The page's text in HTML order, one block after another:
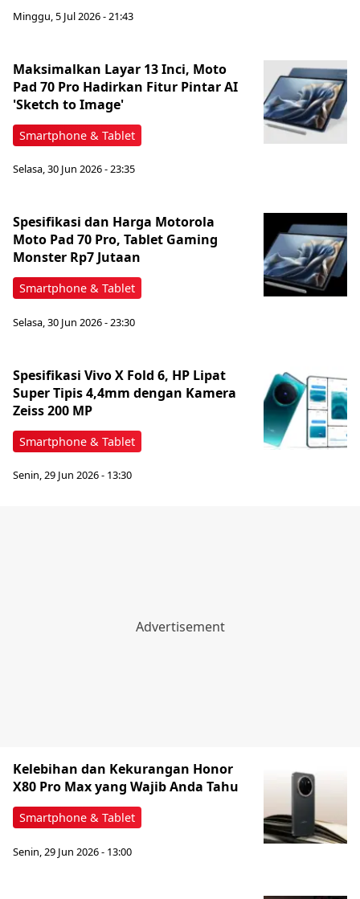
Minggu, 5 Jul 2026 - 21:43
Smartphone & Tablet
Maksimalkan Layar 13 Inci, Moto
Pad 70 Pro Hadirkan Fitur Pintar AI
'Sketch to Image'
Selasa, 30 Jun 2026 - 23:35
Smartphone & Tablet
Spesifikasi dan Harga Motorola
Moto Pad 70 Pro, Tablet Gaming
Monster Rp7 Jutaan
Selasa, 30 Jun 2026 - 23:30
Smartphone & Tablet
Spesifikasi Vivo X Fold 6, HP Lipat
Super Tipis 4,4mm dengan Kamera
Zeiss 200 MP
Senin, 29 Jun 2026 - 13:30
Smartphone & Tablet
Kelebihan dan Kekurangan Honor
X80 Pro Max yang Wajib Anda Tahu
Senin, 29 Jun 2026 - 13:00